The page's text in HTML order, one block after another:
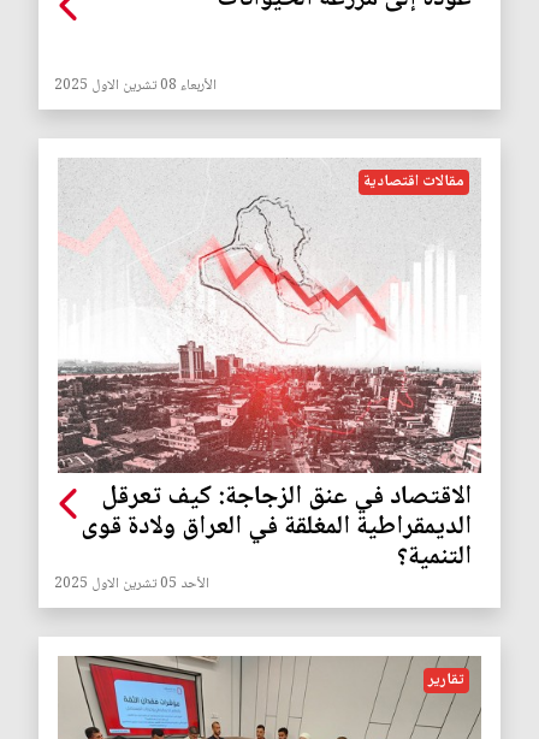
الأربعاء 08 تشرين الاول 2025
مقالات اقتصادية
الاقتصاد في عنق الزجاجة: كيف تعرقل
الديمقراطية المغلقة في العراق ولادة قوى
التنمية؟
الأحد 05 تشرين الاول 2025
تقارير